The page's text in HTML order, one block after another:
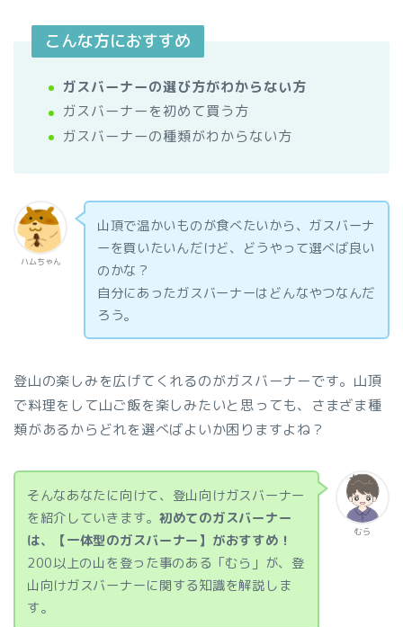
こんな方におすすめ
ガスバーナーの選び方がわからない方
ガスバーナーを初めて買う方
ガスバーナーの種類がわからない方
ハムちゃん
山頂で温かいものが食べたいから、ガスバーナ
ーを買いたいんだけど、どうやって選べば良い
のかな？
自分にあったガスバーナーはどんなやつなんだ
ろう。
登山の楽しみを広げてくれるのがガスバーナーです。山頂
で料理をして山ご飯を楽しみたいと思っても、さまざま種
類があるからどれを選べばよいか困りますよね？
むら
そんなあなたに向けて、登山向けガスバーナー
を紹介していきます。初めてのガスバーナー
は、【一体型のガスバーナー】がおすすめ！
200以上の山を登った事のある「むら」が、登
山向けガスバーナーに関する知識を解説しま
す。